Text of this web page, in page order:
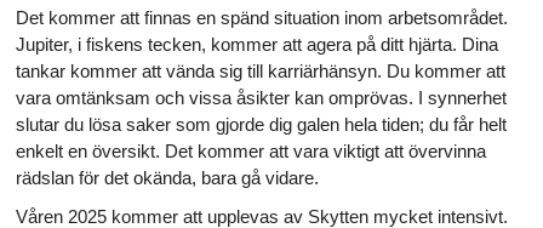
Det kommer att finnas en spänd situation inom arbetsområdet.
Jupiter, i fiskens tecken, kommer att agera på ditt hjärta. Dina
tankar kommer att vända sig till karriärhänsyn. Du kommer att
vara omtänksam och vissa åsikter kan omprövas. I synnerhet
slutar du lösa saker som gjorde dig galen hela tiden; du får helt
enkelt en översikt. Det kommer att vara viktigt att övervinna
rädslan för det okända, bara gå vidare.
Våren 2025 kommer att upplevas av Skytten mycket intensivt.